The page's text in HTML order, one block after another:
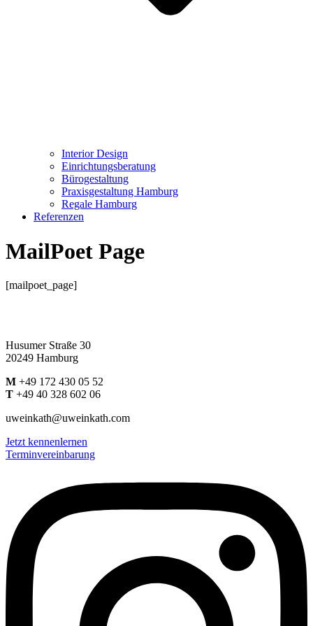
Interior Design
Einrichtungsberatung
Bürogestaltung
Praxisgestaltung Hamburg
Regale Hamburg
Referenzen
MailPoet Page
[mailpoet_page]
Husumer Straße 30
20249 Hamburg
M +49 172 430 05 52
T +49 40 328 602 06
uweinkath@uweinkath.com
Jetzt kennenlernen
Terminvereinbarung